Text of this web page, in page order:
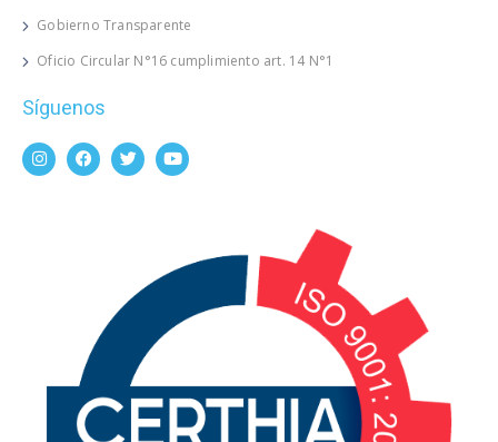
Gobierno Transparente
Oficio Circular N°16 cumplimiento art. 14 N°1
Síguenos